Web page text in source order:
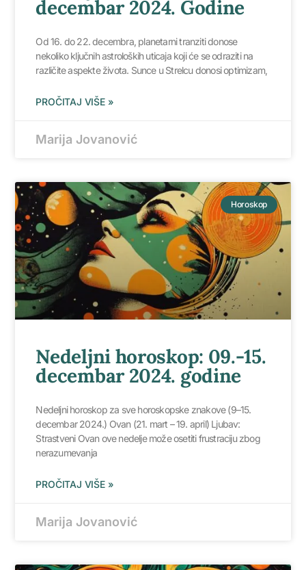
decembar 2024. Godine
Od 16. do 22. decembra, planetarni tranziti donose
nekoliko ključnih astroloških uticaja koji će se odraziti na
različite aspekte života. Sunce u Strelcu donosi optimizam,
PROČITAJ VIŠE »
Marija Jovanović
Horoskop
Nedeljni horoskop: 09.-15.
decembar 2024. godine
Nedeljni horoskop za sve horoskopske znakove (9–15.
decembar 2024.) Ovan (21. mart – 19. april) Ljubav:
Strastveni Ovan ove nedelje može osetiti frustraciju zbog
nerazumevanja
PROČITAJ VIŠE »
Marija Jovanović